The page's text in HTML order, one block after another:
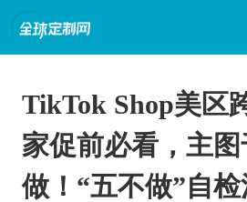
TikTok Shop美区
家促前必看，主
做！“五不做”自